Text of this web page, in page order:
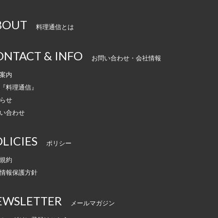
料理通信とは
& INFO お問い合わせ・会社情報
内
料理通信』
せ
合わせ
ポリシー
約
報保護方針
メールマガジン